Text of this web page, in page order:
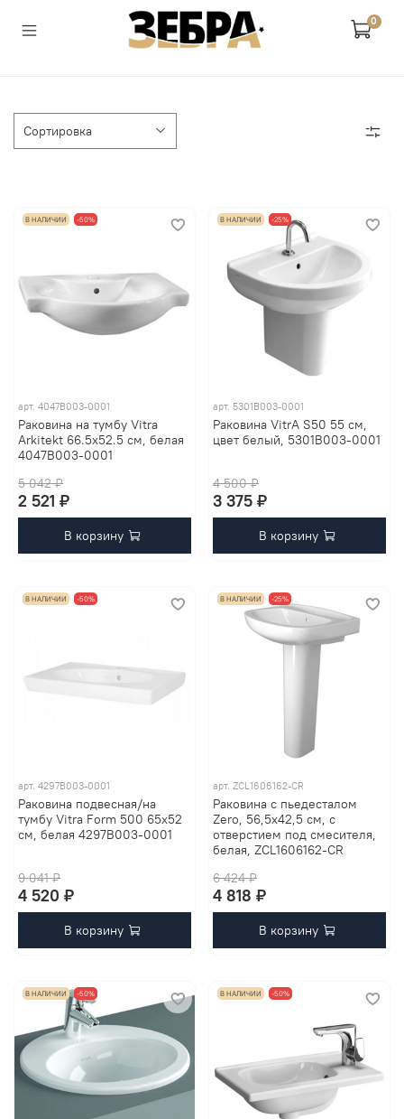
0
В НАЛИЧИИ -50%
арт.4047B003-0001
Раковина на тумбу Vitra
Arkitekt 66.5х52.5 см, белая
4047B003-0001
5 042 ₽
2 521 ₽
В корзину
В НАЛИЧИИ -25%
арт. 5301B003-0001
Раковина VitrA S50 55 см,
цвет белый, 5301B003-0001
4 500 ₽
3 375 ₽
В корзину
В НАЛИЧИИ -50%
арт.4297B003-0001
Раковина подвесная/на
тумбу Vitra Form 500 65х52
см, белая 4297B003-0001
9 041 ₽
4 520 ₽
В корзину
В НАЛИЧИИ -25%
арт.ZCL1606162-CR
Раковина с пьедесталом
Zero, 56,5х42,5 см, с
отверстием под смесителя,
белая, ZCL1606162-CR
6 424 ₽
4 818 ₽
В корзину
В НАЛИЧИИ -50% В НАЛИЧИИ -50%